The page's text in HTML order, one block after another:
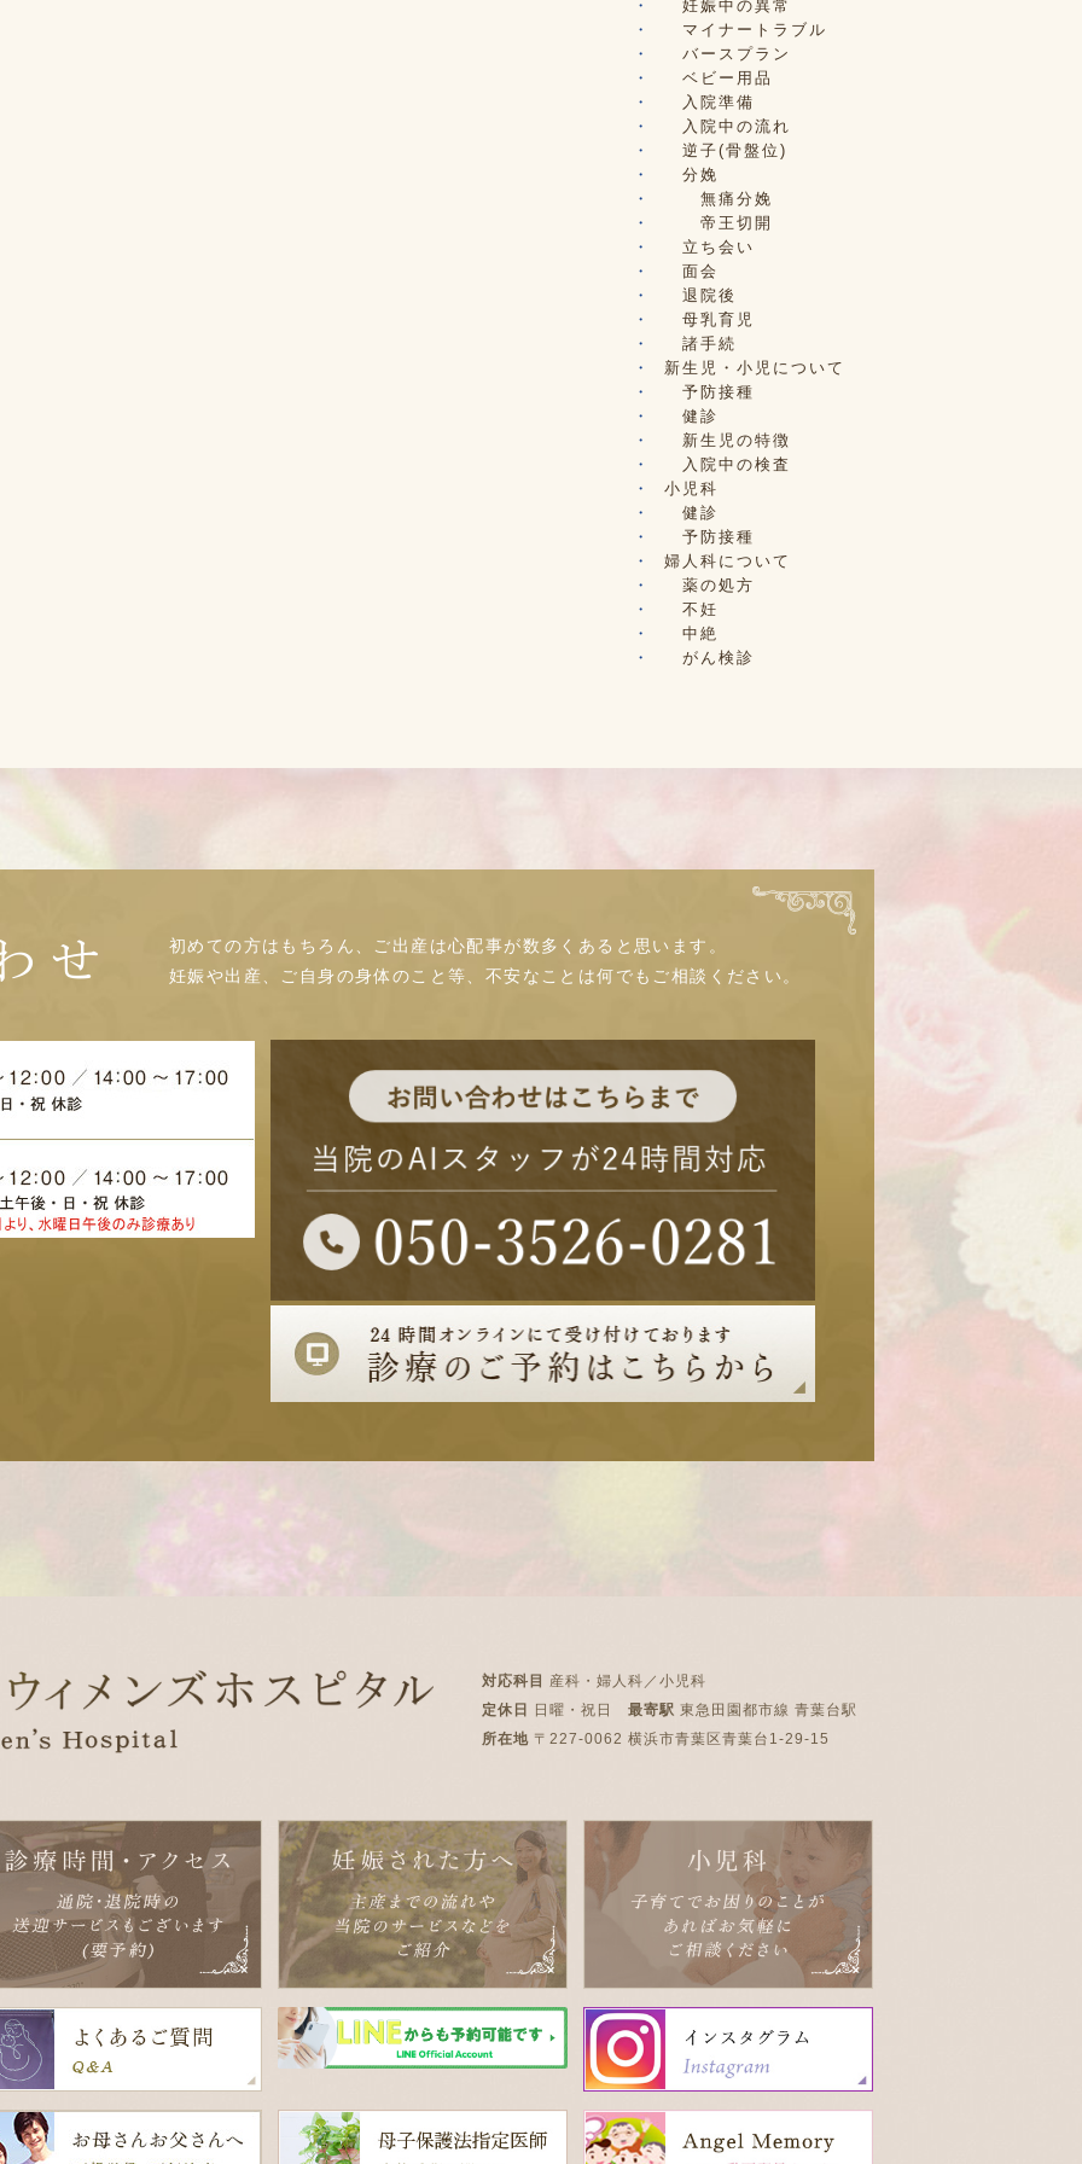
妊娠中の異常
マイナートラブル
バースプラン
ベビー用品
入院準備
入院中の流れ
逆子(骨盤位)
分娩
無痛分娩
帝王切開
立ち会い
面会
退院後
母乳育児
諸手続
新生児・小児について
予防接種
健診
新生児の特徴
入院中の検査
小児科
健診
予防接種
婦人科について
薬の処方
不妊
中絶
がん検診
せ
初めての方はもちろん、ご出産は心配事が数多くあると思います。
妊娠や出産、ご自身の身体のこと等、不安なことは何でもご相談ください。
対応科目 産科・婦人科／小児科
定休日
日曜・祝日 最寄駅 東急田園都市線 青葉台駅
所在地 〒227-0062 横浜市青葉区青葉台1-29-15